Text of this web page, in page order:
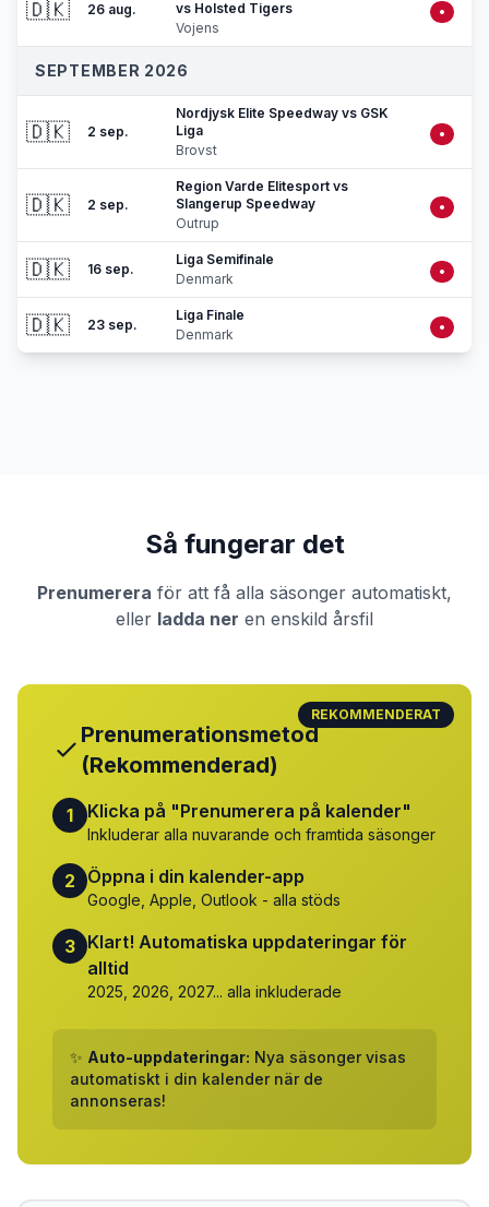
🇩🇰 26 aug.
vs Holsted Tigers
Vojens
•
SEPTEMBER 2026
🇩🇰 2 sep.
Nordjysk Elite Speedway vs GSK
Liga
Brovst
•
🇩🇰 2 sep.
Region Varde Elitesport vs
Slangerup Speedway
Outrup
•
🇩🇰 16 sep.
Liga Semifinale
Denmark
•
🇩🇰 23 sep.
Liga Finale
Denmark
•
Så fungerar det
Prenumerera för att få alla säsonger automatiskt,
eller ladda ner en enskild årsfil
REKOMMENDERAT
Prenumerationsmetod
(Rekommenderad)
1 Klicka på "Prenumerera på kalender"
Inkluderar alla nuvarande och framtida säsonger
2 Öppna i din kalender-app
Google, Apple, Outlook - alla stöds
3 Klart! Automatiska uppdateringar för
alltid
2025, 2026, 2027... alla inkluderade
✨ Auto-uppdateringar: Nya säsonger visas
automatiskt i din kalender när de
annonseras!